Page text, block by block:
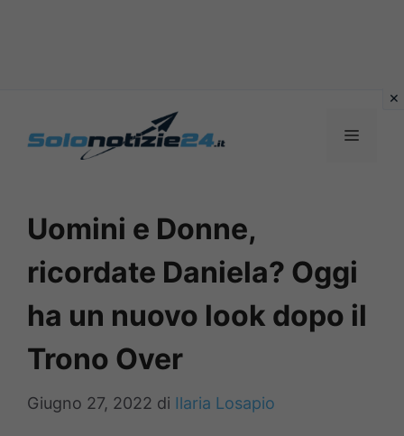
MENU
Uomini e Donne,
ricordate Daniela? Oggi
ha un nuovo look dopo il
Trono Over
Giugno 27, 2022 di Ilaria Losapio